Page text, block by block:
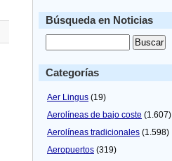
Búsqueda en Noticias
Categorías
Aer Lingus (19)
Aerolíneas de bajo coste (1.607)
Aerolíneas tradicionales (1.598)
Aeropuertos (319)